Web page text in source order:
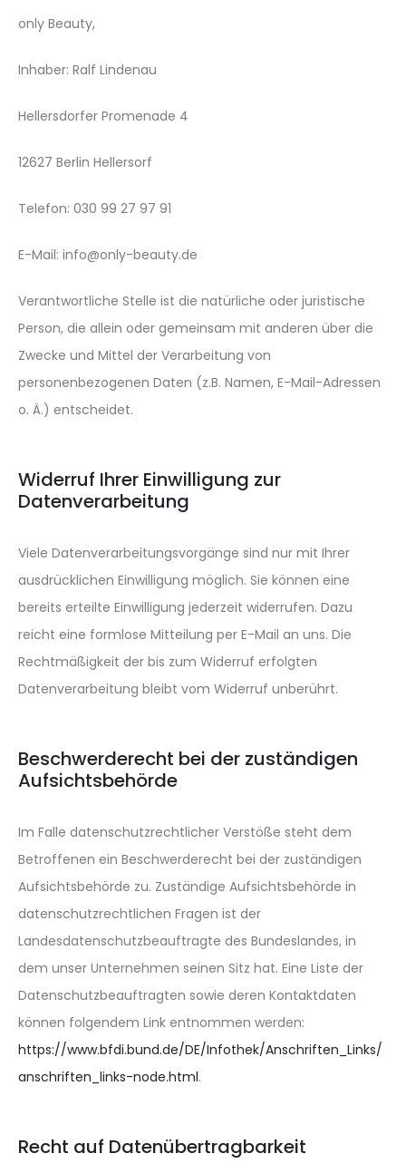
only Beauty,
Inhaber: Ralf Lindenau
Hellersdorfer Promenade 4
12627 Berlin Hellersorf
Telefon: 030 99 27 97 91
E-Mail: info@only-beauty.de
Verantwortliche Stelle ist die natürliche oder juristische
Person, die allein oder gemeinsam mit anderen über die
Zwecke und Mittel der Verarbeitung von
personenbezogenen Daten (z.B. Namen, E-Mail-Adressen
o. Ä.) entscheidet.
Widerruf Ihrer Einwilligung zur
Datenverarbeitung
Viele Datenverarbeitungsvorgänge sind nur mit Ihrer
ausdrücklichen Einwilligung möglich. Sie können eine
bereits erteilte Einwilligung jederzeit widerrufen. Dazu
reicht eine formlose Mitteilung per E-Mail an uns. Die
Rechtmäßigkeit der bis zum Widerruf erfolgten
Datenverarbeitung bleibt vom Widerruf unberührt.
Beschwerderecht bei der zuständigen
Aufsichtsbehörde
Im Falle datenschutzrechtlicher Verstöße steht dem
Betroffenen ein Beschwerderecht bei der zuständigen
Aufsichtsbehörde zu. Zuständige Aufsichtsbehörde in
datenschutzrechtlichen Fragen ist der
Landesdatenschutzbeauftragte des Bundeslandes, in
dem unser Unternehmen seinen Sitz hat. Eine Liste der
Datenschutzbeauftragten sowie deren Kontaktdaten
können folgendem Link entnommen werden:
https://www.bfdi.bund.de/DE/Infothek/Anschriften_Links/
anschriften_links-node.html.
Recht auf Datenübertragbarkeit